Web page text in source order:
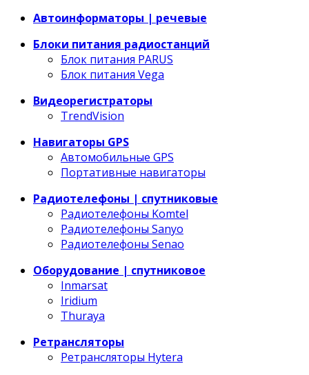
Автоинформаторы | речевые
Блоки питания радиостанций
Блок питания PARUS
Блок питания Vega
Видеорегистраторы
TrendVision
Навигаторы GPS
Автомобильные GPS
Портативные навигаторы
Радиотелефоны | спутниковые
Радиотелефоны Komtel
Радиотелефоны Sanyo
Радиотелефоны Senao
Оборудование | спутниковое
Inmarsat
Iridium
Thuraya
Ретрансляторы
Ретрансляторы Hytera